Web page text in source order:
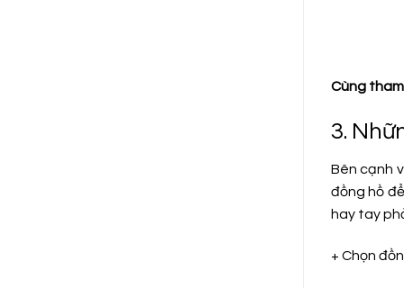
Cùng
3.
Bên cạnh
đồng hồ
hay tay
+ Chọn